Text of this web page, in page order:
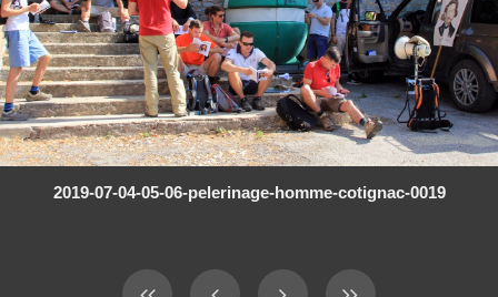
2019-07-04-05-06-pelerinage-homme-cotignac-0019